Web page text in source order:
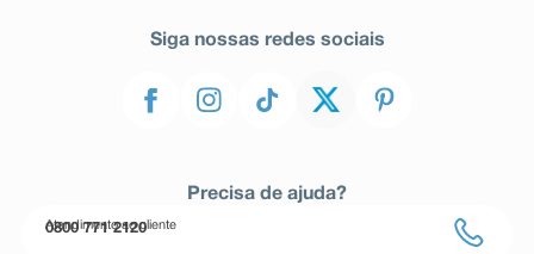
Siga nossas redes sociais
Precisa de ajuda?
Atendimento ao cliente
0800 771 2120